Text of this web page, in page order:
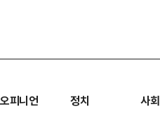
오피니언 정치 사회